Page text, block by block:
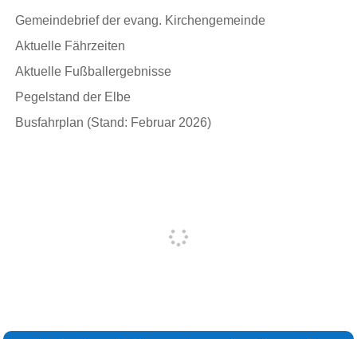
Gemeindebrief der evang. Kirchengemeinde
Aktuelle Fährzeiten
Aktuelle Fußballergebnisse
Pegelstand der Elbe
Busfahrplan (Stand: Februar 2026)